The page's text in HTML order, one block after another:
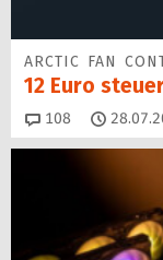
ARCTIC FAN
12 Euro
108 Kommentare